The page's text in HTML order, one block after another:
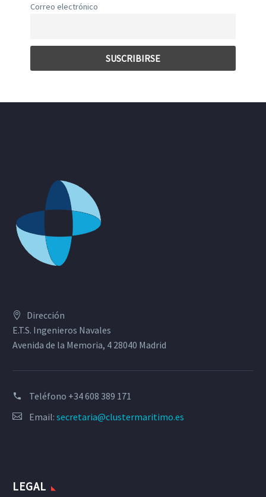
Correo electrónico
Dirección
E.T.S. Ingenieros Navales
Avenida de la Memoria, 4 28040 Madrid
Teléfono +34 608 389 171
Email: secretaria@clustermaritimo.es
LEGAL